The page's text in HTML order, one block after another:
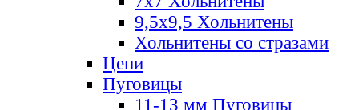
9,5х9,5 Хольнитены
Хольнитены со стразами
Цепи
Пуговицы
11-13 мм Пуговицы